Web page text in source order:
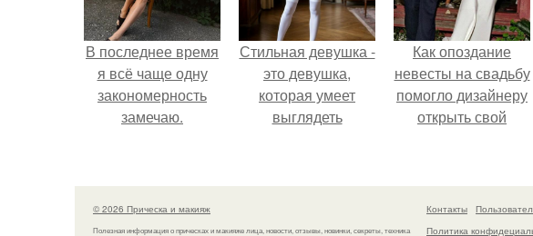
В последнее время
я всё чаще одну
закономерность
замечаю.
Стильная девушка -
это девушка,
которая умеет
выглядеть
ситуации.
Как опоздание
невесты на свадьбу
помогло дизайнеру
открыть свой
© 2026 Прическа и макияж
Полезная информация о прическах и макияже лица, новости, отзывы, новинки, секреты, техника
Контакты
Политика